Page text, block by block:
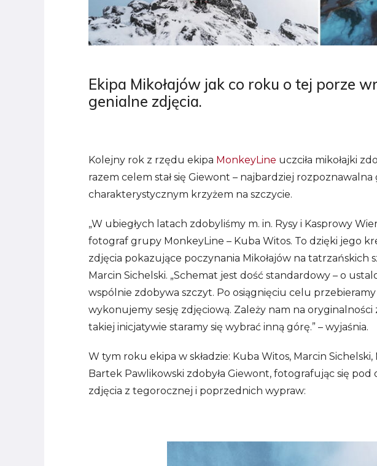
Ekipa Mikołajów jak co roku o tej porze
genialne zdjęcia.
Kolejny rok z rzędu ekipa MonkeyLine uczciła mikołajki
razem celem stał się Giewont – najbardziej rozpoznawalna
charakterystycznym krzyżem na szczycie.
„W ubiegłych latach zdobyliśmy m. in. Rysy i Kasprowy
fotograf grupy MonkeyLine – Kuba Witos. To dzięki jego
zdjęcia pokazujące poczynania Mikołajów na tatrzańskich
Marcin Sichelski. „Schemat jest dość standardowy – o
wspólnie zdobywa szczyt. Po osiągnięciu celu
wykonujemy sesję zdjęciową. Zależy nam na oryginalności
takiej inicjatywie staramy się wybrać inną górę.” – wyjaśnia.
W tym roku ekipa w składzie: Kuba Witos, Marcin
Bartek Pawlikowski zdobyła Giewont, fotografując się pod
zdjęcia z tegorocznej i poprzednich wypraw: